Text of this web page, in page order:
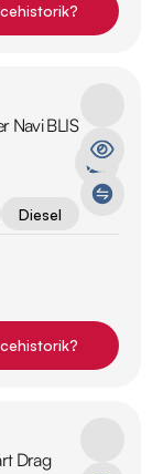
Navi BLIS
Diesel
Drag